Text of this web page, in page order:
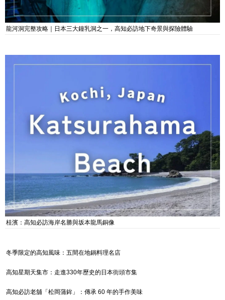
龍河洞完整攻略｜日本三大鐘乳洞之一，高知必訪地下奇景與探險體驗
桂濱：高知必訪海岸名勝與坂本龍馬銅像
冬季限定的高知風味：五間在地鍋料理名店
高知星期天集市：走進330年歷史的日本街頭市集
高知必訪老舖「松岡蒲鉾」：傳承 60 年的手作美味